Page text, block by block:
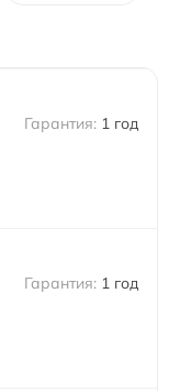
1 год
1 год